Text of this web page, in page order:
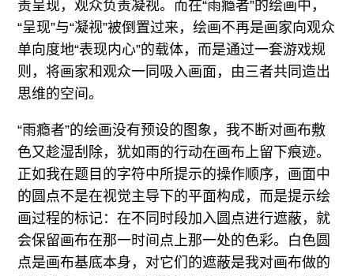
责呈现，观众负责凝视。而在“雨瘾者”的绘画中，
“呈现”与“凝视”被倒置过来，绘画不再是画家向观众
单向度地“表现内心”的载体，而是通过一套游戏规
则，将画家和观众一同吸入画面，由三者共同造出
思维的空间。
“雨瘾者”的绘画没有预设的图象，我不断对画布敷
色又趁湿刮除，犹如雨的行动在画布上留下痕迹。
正如我在题目的字符中所提示的操作顺序，画面中
的圆点不是在视觉主导下的平面构成，而是提示绘
画过程的标记：在不同时段加入圆点进行遮蔽，就
会保留画布在那一时间点上那一处的色彩。白色圆
点是画布基底本身，对它们的遮蔽是我对画布做的